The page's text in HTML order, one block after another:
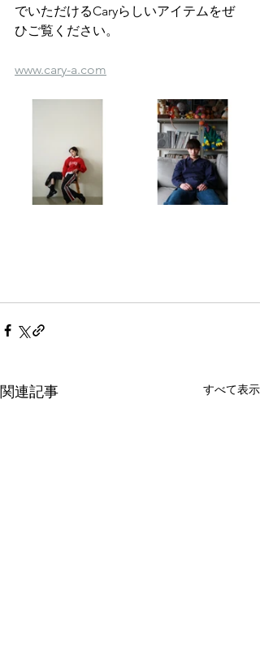
でいただけるCaryらしいアイテムをぜ
ひご覧ください。
www.cary-a.com
関連記事 すべて表示